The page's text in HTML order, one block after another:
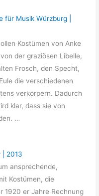
für Musik Würzburg |
Kostümen von Anke
der graziösen Libelle,
Frosch, den Specht,
die verschiedenen
verkörpern. Dadurch
klar, dass sie von
…
| 2013
ansprechende,
Kostümen, die
1920 er Jahre Rechnung